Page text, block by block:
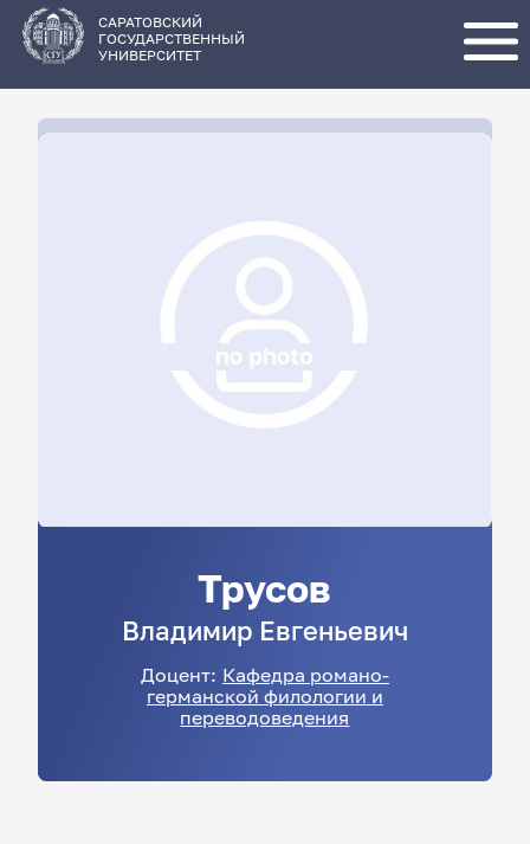
основному
содержанию
САРАТОВСКИЙ
ГОСУДАРСТВЕННЫЙ
УНИВЕРСИТЕТ
Трусов
Владимир Евгеньевич
Доцент: Кафедра романо-
германской филологии и
переводоведения